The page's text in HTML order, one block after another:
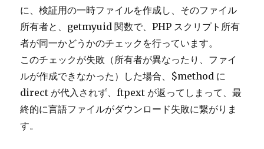
に、検証用の一時ファイルを作成し、そのファイル
所有者と、getmyuid 関数で、PHP スクリプト所有
者が同一かどうかのチェックを行っています。
このチェックが失敗（所有者が異なったり、ファイ
ルが作成できなかった）した場合、$method に
direct が代入されず、ftpext が返ってしまって、最
終的に言語ファイルがダウンロード失敗に繋がりま
す。